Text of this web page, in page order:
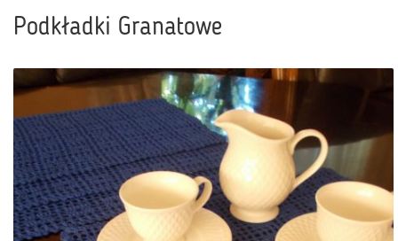
Podkładki Granatowe